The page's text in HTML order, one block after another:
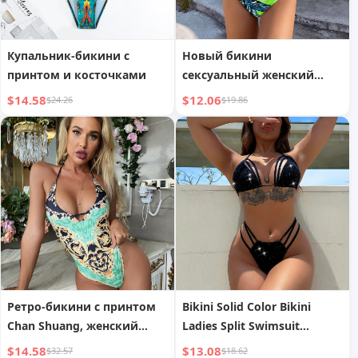
Купальник-бикини с
принтом и косточками
$14.58$24.26
Новый бикини
сексуальный женский
раздельный купальник
Европейский и
американский бикини
жесткий чехол купальник
с высокой талией
$12.06$19.86
Ретро-бикини с принтом
Chan Shuang, женский
купальник, европейская и
$14.58$32.57
Bikini Solid Color Bikini
Ladies Split Swimsuit
Triangle Bikini
$13.08$18.62